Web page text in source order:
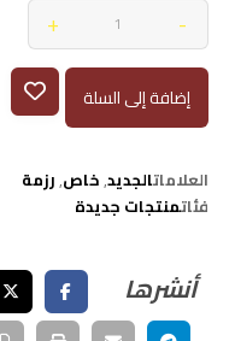
-
+
إضافة إلى السلة
العلاماتالجديد,خاص,رزمة
فئاتمنتجات جديدة